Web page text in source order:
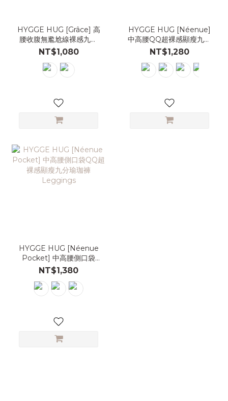
HYGGE HUG [Grâce] 高
腰收腹無尷尬線裸感九分
瑜伽褲Leggings
NT$1,080
HYGGE HUG [Néenue]
中高腰QQ超裸感顯瘦九分
瑜珈褲Leggings
NT$1,280
HYGGE HUG [Néenue
Pocket] 中高腰側口袋
QQ超裸感顯瘦九分瑜珈褲
Leggings
NT$1,380